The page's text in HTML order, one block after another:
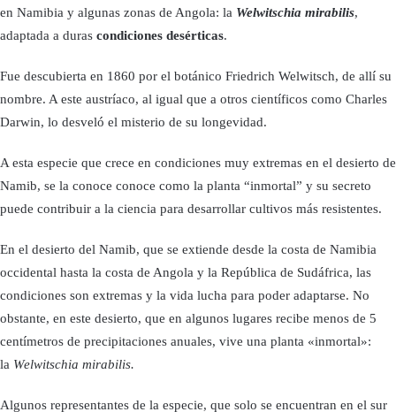
en Namibia y algunas zonas de Angola: la Welwitschia mirabilis,
adaptada a duras condiciones desérticas.
Fue descubierta en 1860 por el botánico Friedrich Welwitsch, de allí su
nombre. A este austríaco, al igual que a otros científicos como Charles
Darwin, lo desveló el misterio de su longevidad.
A esta especie que crece en condiciones muy extremas en el desierto de
Namib, se la conoce conoce como la planta “inmortal” y su secreto
puede contribuir a la ciencia para desarrollar cultivos más resistentes.
En el desierto del Namib, que se extiende desde la costa de Namibia
occidental hasta la costa de Angola y la República de Sudáfrica, las
condiciones son extremas y la vida lucha para poder adaptarse. No
obstante, en este desierto, que en algunos lugares recibe menos de 5
centímetros de precipitaciones anuales, vive una planta «inmortal»:
la Welwitschia mirabilis.
Algunos representantes de la especie, que solo se encuentran en el sur